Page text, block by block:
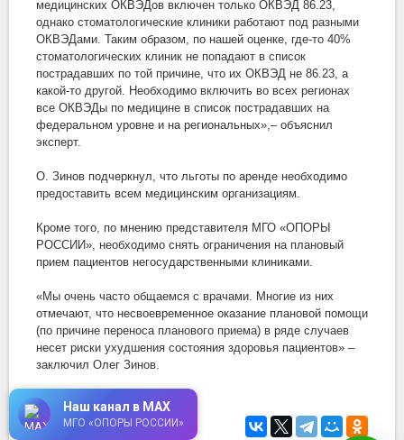
медицинских ОКВЭДов включен только ОКВЭД 86.23,
однако стоматологические клиники работают под разными
ОКВЭДами. Таким образом, по нашей оценке, где-то 40%
стоматологических клиник не попадают в список
пострадавших по той причине, что их ОКВЭД не 86.23, a
какой-то другой. Необходимо включить во всех регионах
все ОКВЭДы по медицине в список пострадавших на
федеральном уровне и на региональных»,– объяснил
эксперт.
О. Зинов подчеркнул, что льготы по аренде необходимо
предоставить всем медицинским организациям.
Кроме того, по мнению представителя МГО «ОПОРЫ
РОССИИ», необходимо снять ограничения на плановый
прием пациентов негосударственными клиниками.
«Мы очень часто общаемся c врачами. Многие из них
отмечают, что несвоевременное оказание плановой помощи
(по причине переноса планового приема) в ряде случаев
несет риски ухудшения состояния здоровья пациентов» –
заключил Олег Зинов.
29 апреля 2020 в 18:15
Наш канал в MAX
МГО «ОПОРЫ РОССИИ»